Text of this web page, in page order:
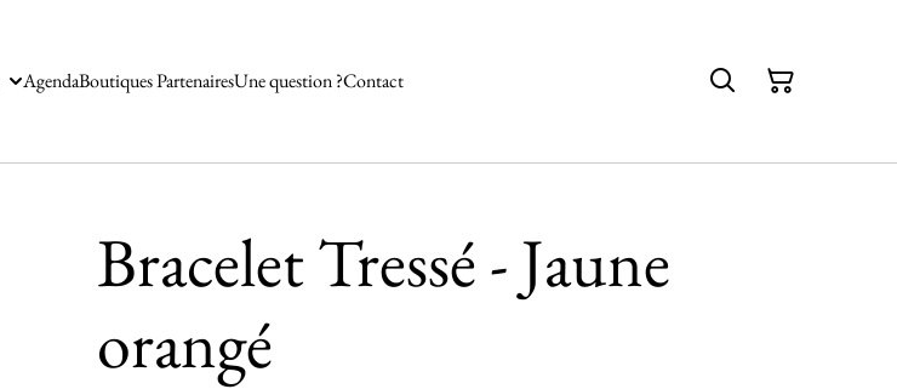
AgendaBoutiques PartenairesUne question ?Contact
Bracelet Tressé - Jaune
orangé